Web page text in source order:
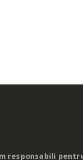
responsabili